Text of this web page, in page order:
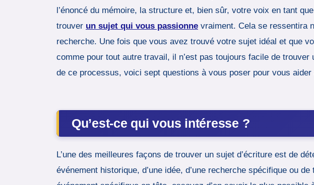
l’énoncé du mémoire, la structure et, bien sûr, votre voix en tant
trouver un sujet qui vous passionne vraiment. Cela se ressentira
recherche. Une fois que vous avez trouvé votre sujet idéal et que
comme pour tout autre travail, il n’est pas toujours facile de
de ce processus, voici sept questions à vous poser pour vous
Qu’est-ce qui vous intéresse ?
L’une des meilleures façons de trouver un sujet d’écriture est de
événement historique, d’une idée, d’une recherche spécifique ou